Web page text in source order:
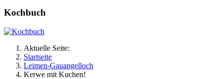
Kochbuch
Aktuelle Seite:
Startseite
Leimen-Gauangelloch
Kerwe mit Kuchen!